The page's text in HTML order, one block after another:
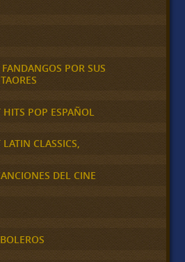
POR SUS
HITS POP ESPAÑOL
LATIN CLASSICS,
DEL CINE